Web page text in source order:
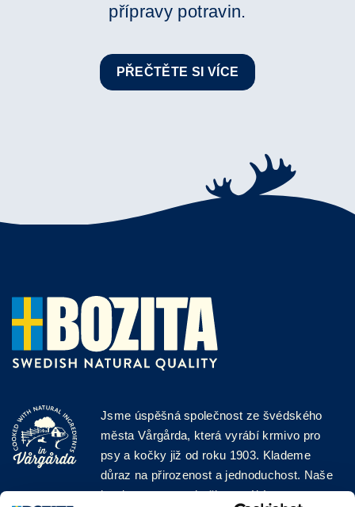
přípravy potravin.
PŘEČTĚTE SI VÍCE
Jsme úspěšná společnost ze švédského
města Vårgårda, která vyrábí krmivo pro
psy a kočky již od roku 1903. Klademe
důraz na přirozenost a jednoduchost. Naše
krmiva pro psy a kočky vyrábíme z vysoce